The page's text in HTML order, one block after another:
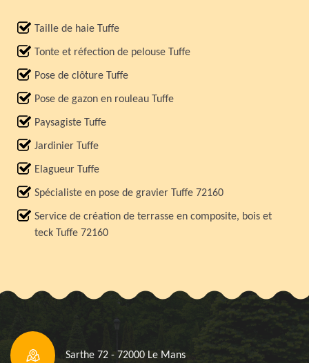
Taille de haie Tuffe
Tonte et réfection de pelouse Tuffe
Pose de clôture Tuffe
Pose de gazon en rouleau Tuffe
Paysagiste Tuffe
Jardinier Tuffe
Elagueur Tuffe
Spécialiste en pose de gravier Tuffe 72160
Service de création de terrasse en composite, bois et
teck Tuffe 72160
Sarthe 72 - 72000 Le Mans